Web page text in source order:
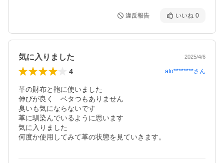
違反報告 いいね 0
気に入りました 2025/4/6
4 ato********さん
革の財布と鞄に使いました
伸びが良く　ベタつもありません
臭いも気にならないです
革に馴染んでいるように思います
気に入りました